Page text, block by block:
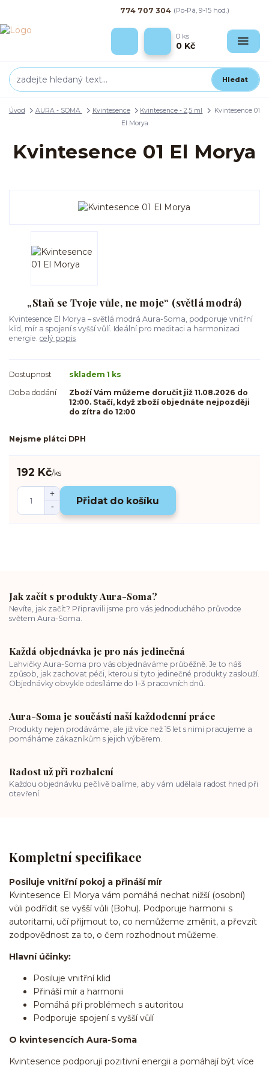
Hledat
774 707 304 (Po-Pá, 9-15 hod.)
0 ks
0 Kč
Úvod AURA - SOMA Kvintesence Kvintesence - 2,5 ml
Kvintesence 01
El Morya
Kvintesence 01 El Morya
„Staň se Tvoje vůle, ne moje“ (světlá modrá)
Kvintesence El Morya – světlá modrá Aura-Soma, podporuje vnitřní
klid, mír a spojení s vyšší vůlí. Ideální pro meditaci a harmonizaci
energie. celý popis
Dostupnost
skladem 1 ks
Doba dodání
Zboží Vám můžeme doručit již 11.08.2026 do
12:00. Stačí, když zboží objednáte nejpozději
do zítra do 12:00
Nejsme plátci DPH
192 Kč/ks
Přidat do košíku
Jak začít s produkty Aura-Soma?
Nevíte, jak začít? Připravili jsme pro vás jednoduchého průvodce
světem Aura-Soma.
Každá objednávka je pro nás jedinečná
Lahvičky Aura-Soma pro vás objednáváme průběžně. Je to náš
způsob, jak zachovat péči, kterou si tyto jedinečné produkty zaslouží.
Objednávky obvykle odesíláme do 1–3 pracovních dnů.
Aura-Soma je součástí naší každodenní práce
Produkty nejen prodáváme, ale již více než 15 let s nimi pracujeme a
pomáháme zákazníkům s jejich výběrem.
Radost už při rozbalení
Každou objednávku pečlivě balíme, aby vám udělala radost hned při
otevření.
Kompletní specifikace
Posiluje vnitřní pokoj a přináší mír
Kvintesence El Morya vám pomáhá nechat nižší (osobní)
vůli podřídit se vyšší vůli (Bohu). Podporuje harmonii s
autoritami, učí přijmout to, co nemůžeme změnit, a převzít
zodpovědnost za to, o čem rozhodnout můžeme.
Hlavní účinky:
Posiluje vnitřní klid
Přináší mír a harmonii
Pomáhá při problémech s autoritou
Podporuje spojení s vyšší vůlí
O kvintesencích Aura-Soma
Kvintesence podporují pozitivní energii a pomáhají být více